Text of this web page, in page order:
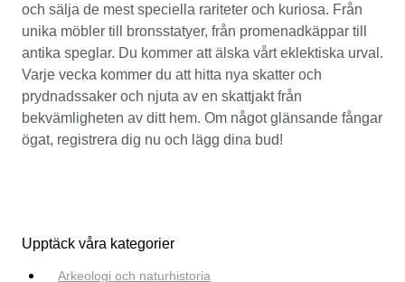
och sälja de mest speciella rariteter och kuriosa. Från
unika möbler till bronsstatyer, från promenadkäppar till
antika speglar. Du kommer att älska vårt eklektiska urval.
Varje vecka kommer du att hitta nya skatter och
prydnadssaker och njuta av en skattjakt från
bekvämligheten av ditt hem. Om något glänsande fångar
ögat, registrera dig nu och lägg dina bud!
Upptäck våra kategorier
Arkeologi och naturhistoria